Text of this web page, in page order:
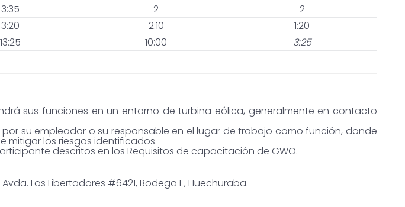
3:35 2
2
3:20 2:10
1:20
13:25 10:00 3:25
sus funciones en un entorno de turbina eólica, generalmente en contacto
su empleador o su responsable en el lugar de trabajo como función, donde
mitigar los riesgos identificados.
descritos en los Requisitos de capacitación de GWO.
Los Libertadores #6421, Bodega E, Huechuraba.